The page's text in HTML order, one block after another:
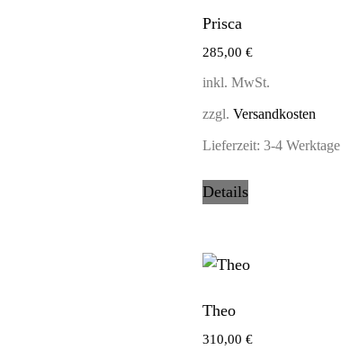
Prisca
285,00 €
inkl. MwSt.
zzgl. Versandkosten
Lieferzeit: 3-4 Werktage
Details
Theo
310,00 €